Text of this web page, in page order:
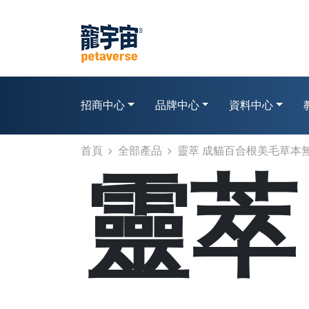
招商中心 品牌中心 資料中心
首頁 全部產品 靈萃 成貓百合根美毛草本
靈